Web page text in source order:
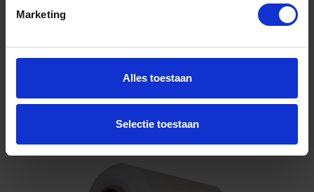
Marketing
Alles toestaan
Selectie toestaan
+
Stuk